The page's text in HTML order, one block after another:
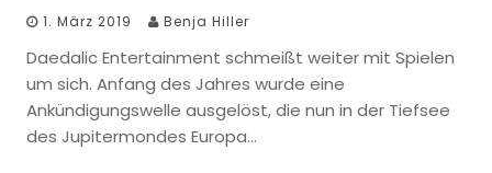
1. März 2019 Benja Hiller
Daedalic Entertainment schmeißt weiter mit Spielen
um sich. Anfang des Jahres wurde eine
Ankündigungswelle ausgelöst, die nun in der Tiefsee
des Jupitermondes Europa…